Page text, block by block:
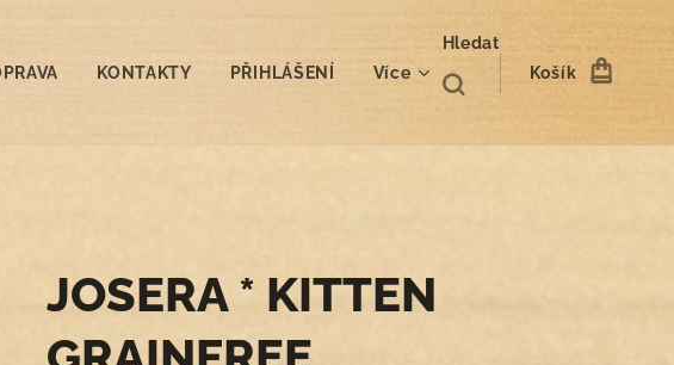
KONTAKTY PŘIHLÁŠENÍ Více
Hledat
Košík
JOSERA * KITTEN